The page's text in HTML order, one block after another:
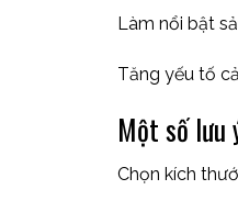
Làm nổi bật
Tăng yếu tố
Một số lưu
Chọn kích